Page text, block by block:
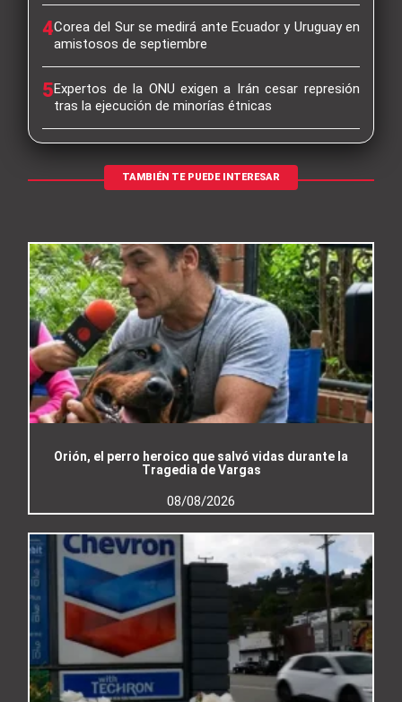
4Corea del Sur se medirá ante Ecuador y Uruguay en
amistosos de septiembre
5Expertos de la ONU exigen a Irán cesar represión
tras la ejecución de minorías étnicas
TAMBIÉN TE PUEDE INTERESAR
Orión, el perro heroico que salvó vidas durante la
Tragedia de Vargas
08/08/2026